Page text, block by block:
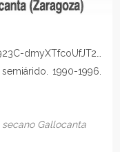
1990-1996.
secano Gallocanta